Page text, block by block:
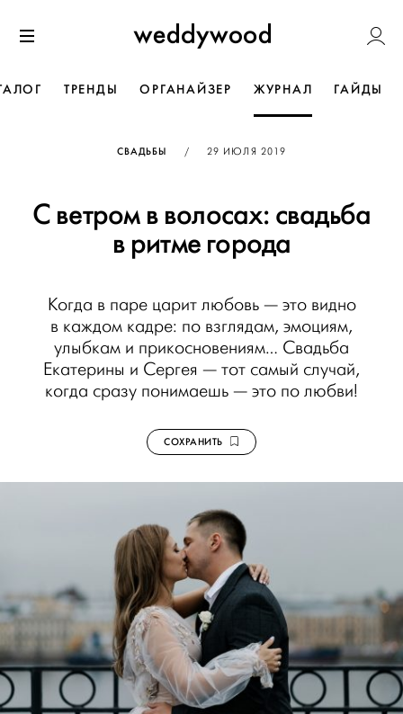
к содержанию
Weddywood
ТРЕНДЫ ОРГАНАЙЗЕР ЖУРНАЛ ГАЙДЫ
СВАДЬБЫ / ОПУБЛИКОВАНО
29 ИЮЛЯ 2019
С ветром в волосах: свадьба
в ритме города
Когда в паре царит любовь — это видно
в каждом кадре: по взглядам, эмоциям,
улыбкам и прикосновениям… Свадьба
Екатерины и Сергея — тот самый случай,
когда сразу понимаешь — это по любви!
СОХРАНИТЬ